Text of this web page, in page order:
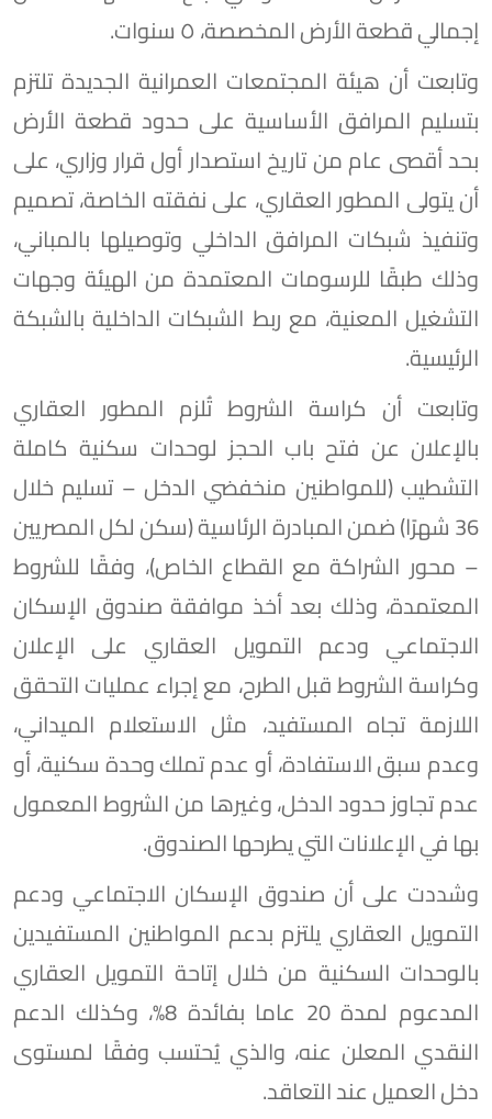
إجمالي قطعة الأرض المخصصة، ٥ سنوات.
وتابعت أن هيئة المجتمعات العمرانية الجديدة تلتزم
بتسليم المرافق الأساسية على حدود قطعة الأرض
بحد أقصى عام من تاريخ استصدار أول قرار وزاري، على
أن يتولى المطور العقاري، على نفقته الخاصة، تصميم
وتنفيذ شبكات المرافق الداخلي وتوصيلها بالمباني،
وذلك طبقًا للرسومات المعتمدة من الهيئة وجهات
التشغيل المعنية، مع ربط الشبكات الداخلية بالشبكة
الرئيسية.
وتابعت أن كراسة الشروط تُلزم المطور العقاري
بالإعلان عن فتح باب الحجز لوحدات سكنية كاملة
التشطيب (للمواطنين منخفضي الدخل – تسليم خلال
36 شهرًا) ضمن المبادرة الرئاسية (سكن لكل المصريين
– محور الشراكة مع القطاع الخاص)، وفقًا للشروط
المعتمدة، وذلك بعد أخذ موافقة صندوق الإسكان
الاجتماعي ودعم التمويل العقاري على الإعلان
وكراسة الشروط قبل الطرح، مع إجراء عمليات التحقق
اللازمة تجاه المستفيد، مثل الاستعلام الميداني،
وعدم سبق الاستفادة، أو عدم تملك وحدة سكنية، أو
عدم تجاوز حدود الدخل، وغيرها من الشروط المعمول
بها في الإعلانات التي يطرحها الصندوق.
وشددت على أن صندوق الإسكان الاجتماعي ودعم
التمويل العقاري يلتزم بدعم المواطنين المستفيدين
بالوحدات السكنية من خلال إتاحة التمويل العقاري
المدعوم لمدة 20 عاما بفائدة 8%، وكذلك الدعم
النقدي المعلن عنه، والذي يُحتسب وفقًا لمستوى
دخل العميل عند التعاقد.